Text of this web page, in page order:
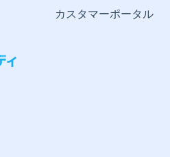
カスタマーポータル